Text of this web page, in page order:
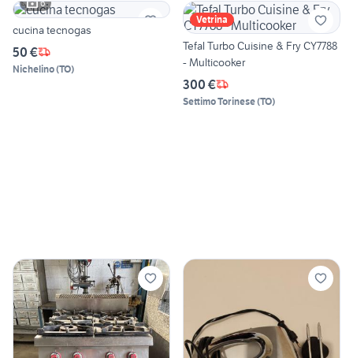
6
cucina tecnogas
50 €
Nichelino(TO)
Vetrina
Tefal Turbo Cuisine & Fry CY7788
- Multicooker
300 €
Settimo Torinese(TO)